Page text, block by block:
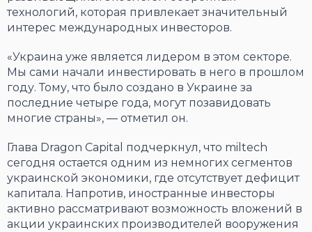
технологий, которая привлекает значительный
интерес международных инвесторов.
«Украина уже является лидером в этом секторе.
Мы сами начали инвестировать в него в прошлом
году. Тому, что было создано в Украине за
последние четыре года, могут позавидовать
многие страны», — отметил он.
Глава Dragon Capital подчеркнул, что miltech
сегодня остается одним из немногих сегментов
украинской экономики, где отсутствует дефицит
капитала. Напротив, иностранные инвесторы
активно рассматривают возможность вложений в
акции украинских производителей вооружения